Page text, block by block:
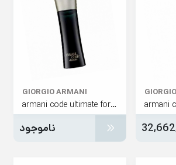
GIORGIO ARMANI
armani code ultimate for men